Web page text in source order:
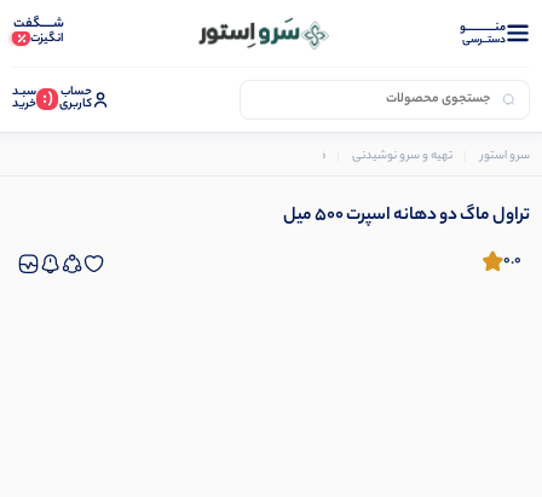
منــــــــــــو
دستــرسی
شـــــگفت
انگیزت
حساب
کاربری (: سبـد
خرید
سرو استور تهیه و سرو نوشیدنی فلاسک و تراول ماگ
تراول ماگ دو دهانه اسپرت 500 میل
0.0